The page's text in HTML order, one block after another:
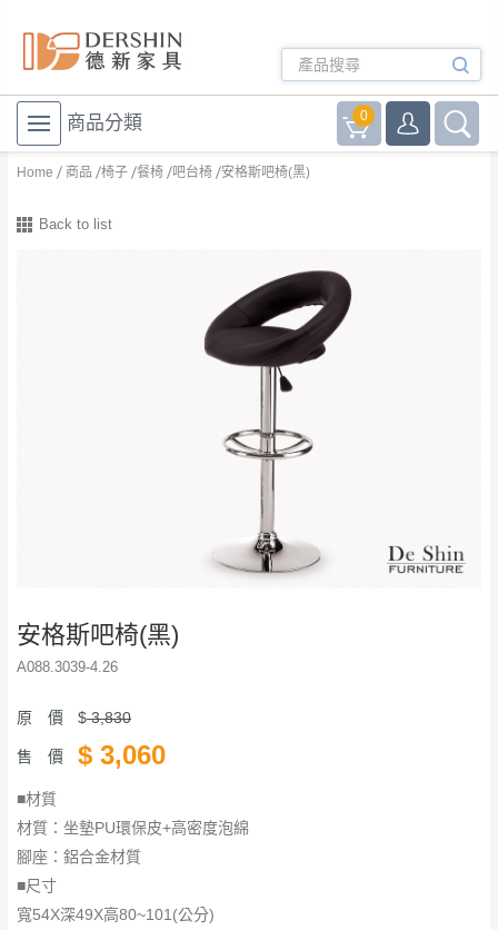
商品分類 0
Home 商品 椅子 餐椅 吧台椅 安格斯吧椅(黑)
Back to list
安格斯吧椅(黑)
A088.3039-4.26
原 價 $3,830
售 價 $ 3,060
■材質
材質：坐墊PU環保皮+高密度泡綿
腳座：鋁合金材質
​​​​​​​■尺寸
寬54X深49X高80~101(公分)